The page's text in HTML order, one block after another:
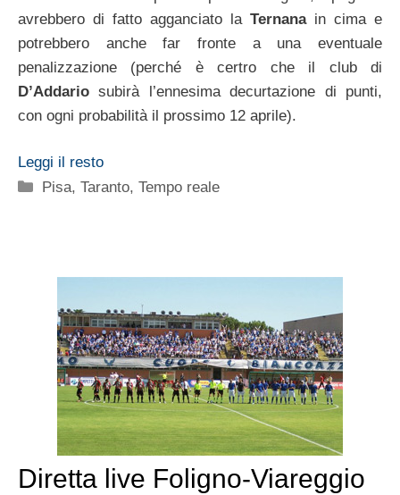
avrebbero di fatto agganciato la Ternanain cima e
potrebbero anche far fronte a una eventuale
penalizzazione (perché è certro che il club di
D’Addario subirà l’ennesima decurtazione di punti,
con ogni probabilità il prossimo 12 aprile).
Leggi il resto
Categorie
Pisa,Taranto,Tempo reale
Diretta live Foligno-Viareggio